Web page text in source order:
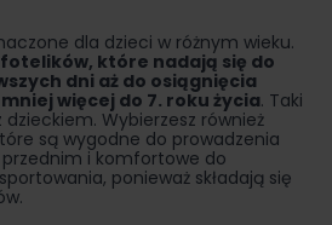
dla dzieci w różnym wieku.
które nadają się do
dni aż do osiągnięcia
więcej do 7. roku życia. Taki
Wybierzesz również
są wygodne do prowadzenia
i komfortowe do
ponieważ składają się